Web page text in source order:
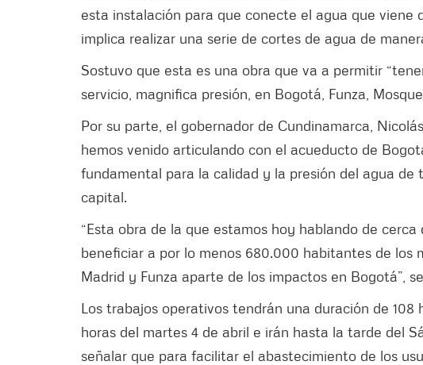
esta instalación para que conecte el agua que viene
implica realizar una serie de cortes de agua de
Sostuvo que esta es una obra que va a permitir
servicio, magnifica presión, en Bogotá, Funza,
Por su parte, el gobernador de Cundinamarca,
hemos venido articulando con el acueducto de
fundamental para la calidad y la presión del agua de
capital.
“Esta obra de la que estamos hoy hablando de
beneficiar a por lo menos 680.000 habitantes de los
Madrid y Funza aparte de los impactos en Bogotá”,
Los trabajos operativos tendrán una duración de
horas del martes 4 de abril e irán hasta la tarde del
señalar que para facilitar el abastecimiento de los